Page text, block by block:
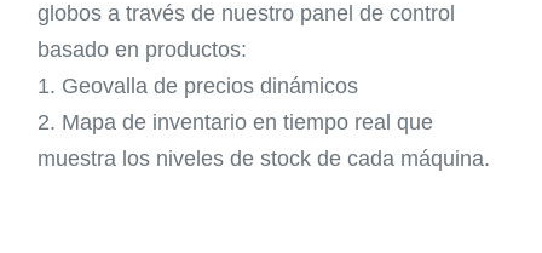
globos a través de nuestro panel de control
basado en productos:
1. Geovalla de precios dinámicos
2. Mapa de inventario en tiempo real que
muestra los niveles de stock de cada máquina.